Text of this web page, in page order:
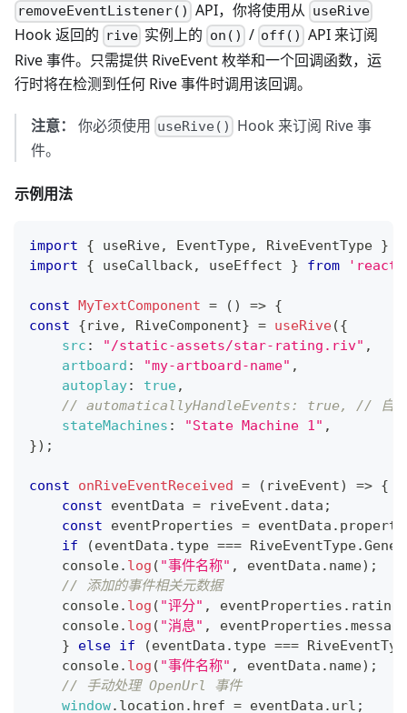
removeEventListener() API，你将使用从 useRive
Hook 返回的 rive 实例上的 on() / off() API 来订阅
Rive 事件。只需提供 RiveEvent 枚举和一个回调函数，运
行时将在检测到任何 Rive 事件时调用该回调。
注意： 你必须使用 useRive()
Hook 来订阅 Rive 事
件。
示例用法
import { useRive, EventType, RiveEventType }
import
{ useCallback, useEffect } from 'react'
const MyTextComponent = ( ) => {
const
{rive, RiveComponent} = useRive({
src : "/static-assets/star-rating.riv" ,
artboard : "my-artboard-name" ,
autoplay: true,
// automaticallyHandleEvents: true, // 自动
stateMachines : "State Machine 1" ,
}) ;
const onRiveEventReceived = ( riveEvent) => {
const eventData = riveEvent . data ;
const eventProperties = eventData .
if
(eventData . type === RiveEventType.
console. log ( "事件名称" , eventData . name) ;
// 添加的事件相关元数据
console. log ( "评分" , eventProperties . rating
console. log ( "消息" , eventProperties .message
}
else if (eventData . type ===
console. log ( "事件名称" , eventData . name) ;
// 手动处理 OpenUrl 事件
window. location . href = eventData . url ;